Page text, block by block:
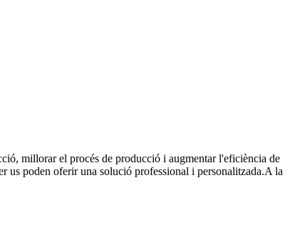
millorar el procés de producció i augmentar l'eficiència de
us poden oferir una solució professional i personalitzada.A la